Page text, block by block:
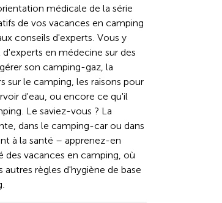
médicale de la série
de vos vacances en camping
conseils d'experts. Vous y
en médecine sur des
son camping-gaz, la
sur le camping, les raisons pour
d'eau, ou encore ce qu'il
Le saviez-vous ? La
dans le camping-car ou dans
à la santé – apprenez-en
des vacances en camping, où
règles d'hygiène de base